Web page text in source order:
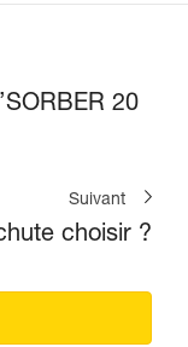
20
Suivant
choisir ?